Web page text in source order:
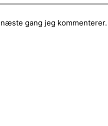
gang jeg kommenterer.